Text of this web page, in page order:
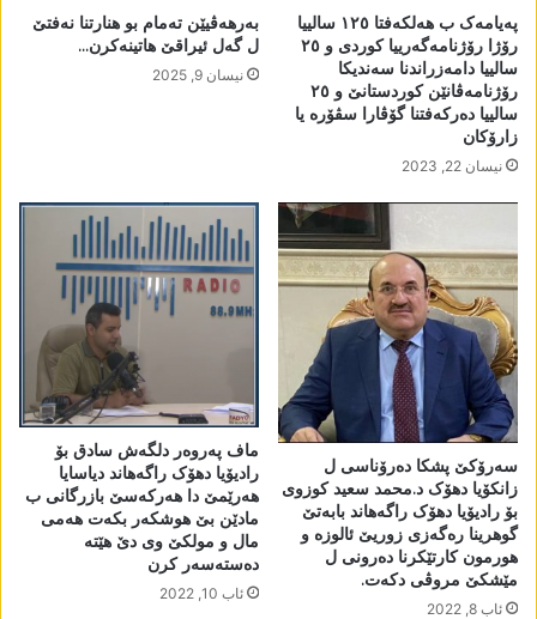
پەیامەک ب ھەلکەفتا ١٢٥ سالییا
رۆژا رۆژنامەگەرییا کوردی و ٢٥
سالییا دامەزراندنا سەندیکا
رۆژنامەڤانێن کوردستانێ و ٢٥
سالییا دەرکەفتنا گۆڤارا سڤۆرە یا
زارۆکان
نیسان 22, 2023
بەرھەڤیێن تەمام بو ھنارتنا نەفتێ
ل گەل ئیراقێ ھاتینەکرن…
نیسان 9, 2025
سەرۆکێ پشکا دەرۆناسی ل
زانکۆیا دھۆک د.محمد سعید کوزوی
بۆ رادیۆیا دھۆک راگەھاند بابەتێ
گوھرینا رەگەزی زوریێ ئالوزە و
ھورمون کارتێکرنا دەرونی ل
مێشکێ مروڤی دکەت.
ئاب 8, 2022
ماف پەروەر دلگەش سادق بۆ
رادیۆیا دھۆک راگەھاند دیاسایا
ھەرێمێ دا ھەرکەسێ بازرگانی ب
مادێن بێ ھوشکەر بکەت ھەمی
مال و مولکێ وی دێ ھێتە
دەستەسەر کرن
ئاب 10, 2022